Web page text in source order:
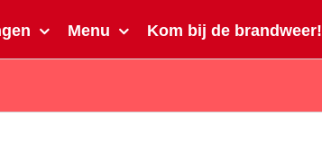
Menu Kom bij de brandweer!